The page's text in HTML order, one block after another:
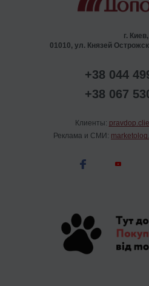
г. Киев,
01010, ул. Князей
+38 044
+38 067
Клиенты:
Реклама и СМИ: